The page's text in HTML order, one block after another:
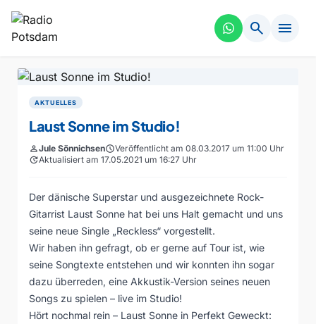
search menu
AKTUELLES
Laust Sonne im Studio!
personJule SönnichsenscheduleVeröffentlicht am 08.03.2017 um 11:00 Uhr
updateAktualisiert am 17.05.2021 um 16:27 Uhr
Der dänische Superstar und ausgezeichnete Rock-
Gitarrist Laust Sonne hat bei uns Halt gemacht und uns
seine neue Single „Reckless“ vorgestellt.
Wir haben ihn gefragt, ob er gerne auf Tour ist, wie
seine Songtexte entstehen und wir konnten ihn sogar
dazu überreden, eine Akkustik-Version seines neuen
Songs zu spielen – live im Studio!
Hört nochmal rein – Laust Sonne in Perfekt Geweckt: